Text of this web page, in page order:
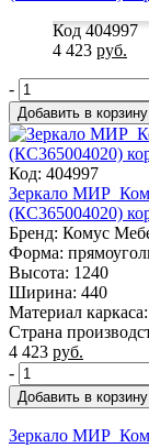
Код 404997
4 423 руб.
-
Добавить в корзину
Код: 404997
Зеркало
(КС365004020)
Бренд: Комус
Форма:
Высота: 1240
Ширина: 440
Материал
Страна
4 423 руб.
-
Добавить в корзину
Зеркало